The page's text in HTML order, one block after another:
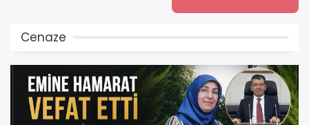
Cenaze